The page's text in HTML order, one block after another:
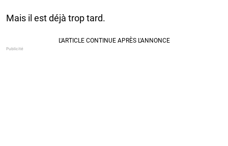
Mais il est déjà trop tard.